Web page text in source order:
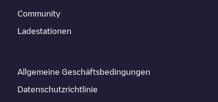
Community
Ladestationen
Allgemeine Geschäftsbedingungen
Datenschutzrichtlinie